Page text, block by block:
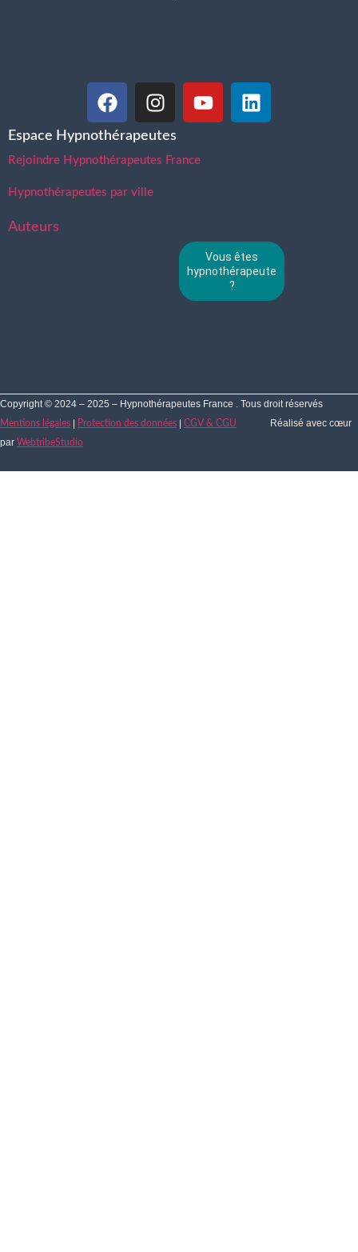
Espace Hypnothérapeutes
Rejoindre Hypnothérapeutes France
Hypnothérapeutes par ville
Auteurs
Vous êtes
hypnothérapeute
?
Copyright © 2024 – 2025 – Hypnothérapeutes France . Tous droit réservés
Mentions légales Protection des données CGV & CGU
Réalisé avec cœur
par WebtribeStudio